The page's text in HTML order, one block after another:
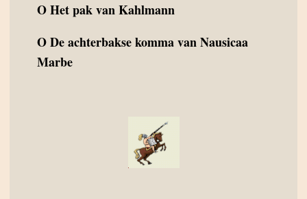
OHet pak van Kahlmann
ODe achterbakse komma van Nausicaa
Marbe